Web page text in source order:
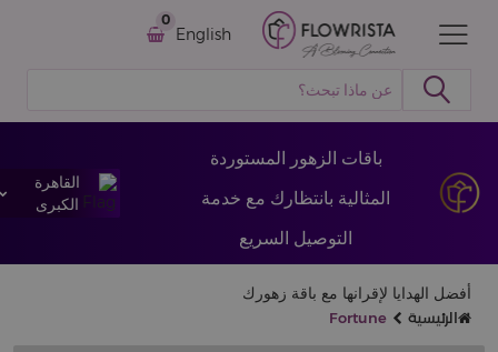
English
باقات الزهور المستوردة
المثالية بانتظارك مع خدمة
التوصيل السريع
القاهرة
الكبرى
أفضل الهدايا لإقرانها مع باقة زهورك
الرئيسية Fortune